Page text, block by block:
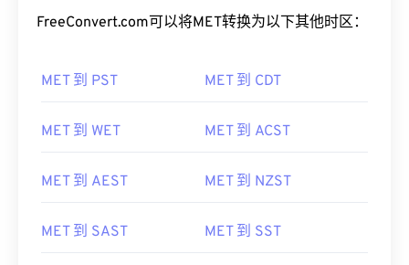
FreeConvert.com可以将MET转换为以下其他时区：
MET 到 PST MET 到 CDT
MET 到 WET MET 到 ACST
MET 到 AEST MET 到 NZST
MET 到 SAST MET 到 SST